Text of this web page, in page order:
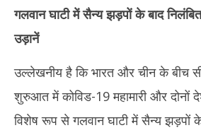
गलवान घाटी में सैन्य झड़पों के बाद
उड़ानें
उल्लेखनीय है कि भारत और चीन के बीच
शुरुआत में कोविड-19 महामारी और दोनों
विशेष रूप से गलवान घाटी में सैन्य झड़पों